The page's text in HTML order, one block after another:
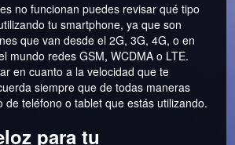
no funcionan puedes revisar qué tipo
tu smartphone, ya que son
que van desde el 2G, 3G, 4G, o en
mundo redes GSM, WCDMA o LTE.
en cuanto a la velocidad que te
siempre que de todas maneras
de teléfono o tablet que estás utilizando.
para tu